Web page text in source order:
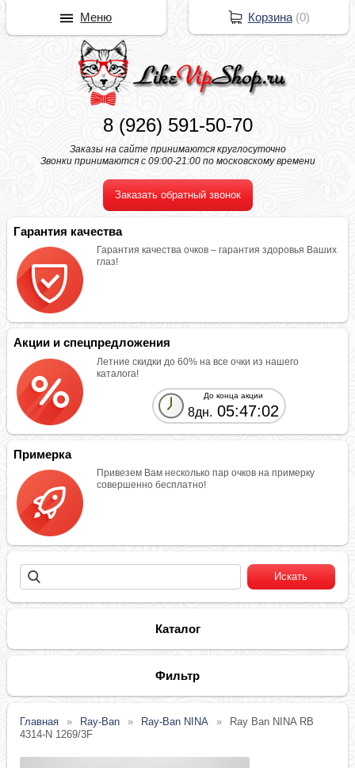
8 (926) 591-50-70
Заказы на сайте принимаются круглосуточно
Звонки принимаются с 09:00-21:00 по московскому времени
Заказать обратный звонок
Гарантия качества
Гарантия качества очков – гарантия здоровья Ваших
глаз!
Акции и спецпредложения
Летние скидки до 60% на все очки из нашего
каталога!
До конца акции
8дн. 05:47:02
Примерка
Привезем Вам несколько пар очков на примерку
совершенно бесплатно!
Каталог
Фильтр
Главная Ray-Ban Ray-Ban NINA
Ray Ban NINA RB
4314-N 1269/3F
Корзина(0)
Меню